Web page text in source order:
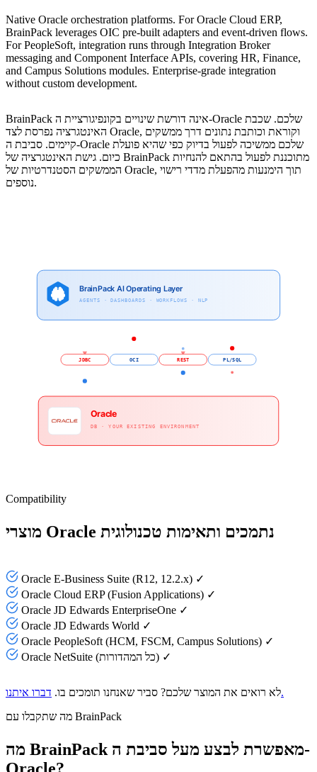
Native Oracle orchestration platforms. For Oracle Cloud ERP,
BrainPack leverages OIC pre-built adapters and event-driven flows.
For PeopleSoft, integration runs through Integration Broker
messaging and Component Interface APIs, covering HR, Finance,
and Campus Solutions modules. Enterprise-grade integration
without custom development.
BrainPack אינה דורשת שינויים בקונפיגורציית ה-Oracle שלכם. שכבת
האינטגרציה נפרסת לצד Oracle, וקוראת וכותבת נתונים דרך ממשקים
קיימים. סביבת ה-Oracle שלכם ממשיכה לפעול בדיוק כפי שהיא פועלת
כיום. גישת האינטגרציה של BrainPack מתוכננת לפעול בהתאם להנחיות
הממשקים הסטנדרטיות של Oracle, תוך הימנעות מהפעלת מדדי רישוי
נוספים.
BrainPack AI Operating Layer
AGENTS · DASHBOARDS · WORKFLOWS · NLP
JDBC OCI REST PL/SQL
Oracle
DB · YOUR EXISTING ENVIRONMENT
Compatibility
מוצרי Oracle נתמכים ותאימות טכנולוגית
Oracle E-Business Suite (R12, 12.2.x) ✓
Oracle Cloud ERP (Fusion Applications) ✓
Oracle JD Edwards EnterpriseOne ✓
Oracle JD Edwards World ✓
Oracle PeopleSoft (HCM, FSCM, Campus Solutions) ✓
Oracle NetSuite (כל המהדורות) ✓
לא רואים את המוצר שלכם? סביר שאנחנו תומכים בו.דברו איתנו.
מה שתקבלו עם BrainPack
מה BrainPack מאפשרת לבצע מעל סביבת ה-
Oracle?